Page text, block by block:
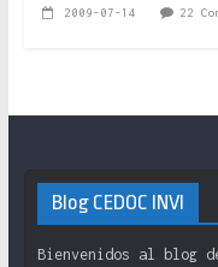
2009-07-14 22
Blog CEDOC INVI
Bienvenidos al blog